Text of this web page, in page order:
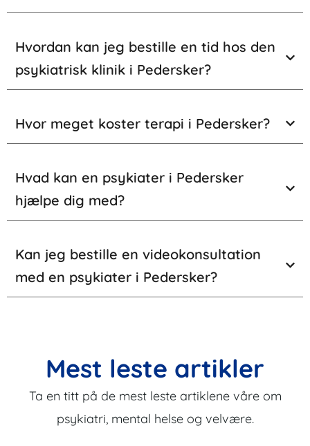
Hvordan kan jeg bestille en tid hos den
psykiatrisk klinik i Pedersker?
Hvor meget koster terapi i Pedersker?
Hvad kan en psykiater i Pedersker
hjælpe dig med?
Kan jeg bestille en videokonsultation
med en psykiater i Pedersker?
Mest leste artikler
Ta en titt på de mest leste artiklene våre om
psykiatri, mental helse og velvære.